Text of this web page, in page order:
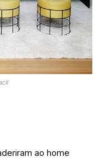
ao home